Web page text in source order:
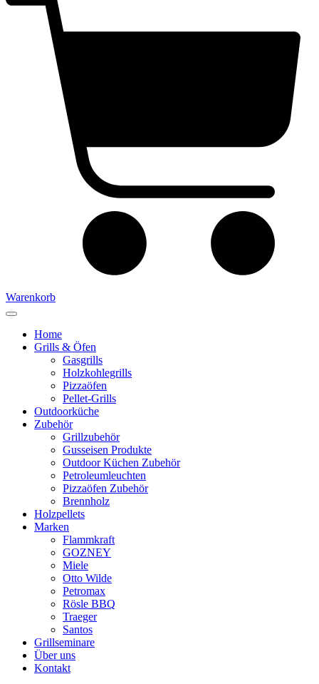
Warenkorb
Home
Grills & Öfen
Gasgrills
Holzkohlegrills
Pizzaöfen
Pellet-Grills
Outdoorküche
Zubehör
Grillzubehör
Gusseisen Produkte
Outdoor Küchen Zubehör
Petroleumleuchten
Pizzaöfen Zubehör
Brennholz
Holzpellets
Marken
Flammkraft
GOZNEY
Miele
Otto Wilde
Petromax
Rösle BBQ
Traeger
Santos
Grillseminare
Über uns
Kontakt